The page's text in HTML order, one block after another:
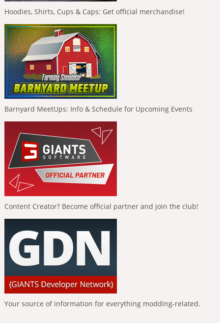
Hoodies, Shirts, Cups & Caps: Get official merchandise!
Barnyard MeetUps: Info & Schedule for Upcoming Events
Content Creator? Become official partner and join the club!
Your source of information for everything modding-related.